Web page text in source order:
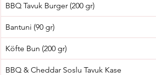
BBQ Tavuk Burger (200 gr)
Bantuni (90 gr)
Köfte Bun (200 gr)
BBQ & Cheddar Soslu Tavuk Kase